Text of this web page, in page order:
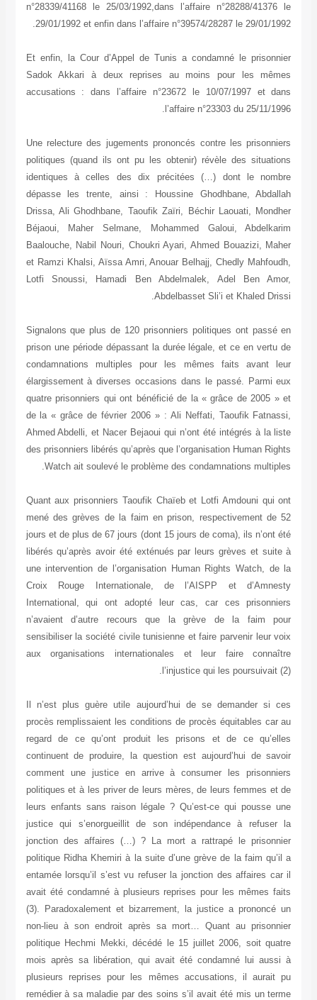
n°28339/41168 le 25/03/1992,dans l’affaire n°28288/41376 le
29/01/1992 et enfin dans l’affaire n°39574/28287 le 29/01/1992.
Et enfin, la Cour d’Appel de Tunis a condamné le prisonnier
Sadok Akkari à deux reprises au moins pour les mêmes
accusations : dans l’affaire n°23672 le 10/07/1997 et dans
l’affaire n°23303 du 25/11/1996.
Une relecture des jugements prononcés contre les prisonniers
politiques (quand ils ont pu les obtenir) révèle des situations
identiques à celles des dix précitées (…) dont le nombre
dépasse les trente, ainsi : Houssine Ghodhbane, Abdallah
Drissa, Ali Ghodhbane, Taoufik Zaïri, Béchir Laouati, Mondher
Béjaoui, Maher Selmane, Mohammed Galoui, Abdelkarim
Baalouche, Nabil Nouri, Choukri Ayari, Ahmed Bouazizi, Maher
et Ramzi Khalsi, Aïssa Amri, Anouar Belhajj, Chedly Mahfoudh,
Lotfi Snoussi, Hamadi Ben Abdelmalek, Adel Ben Amor,
Abdelbasset Sli’i et Khaled Drissi.
Signalons que plus de 120 prisonniers politiques ont passé en
prison une période dépassant la durée légale, et ce en vertu de
condamnations multiples pour les mêmes faits avant leur
élargissement à diverses occasions dans le passé. Parmi eux
quatre prisonniers qui ont bénéficié de la « grâce de 2005 » et
de la « grâce de février 2006 » : Ali Neffati, Taoufik Fatnassi,
Ahmed Abdelli, et Nacer Bejaoui qui n’ont été intégrés à la liste
des prisonniers libérés qu’après que l’organisation Human Rights
Watch ait soulevé le problème des condamnations multiples.
Quant aux prisonniers Taoufik Chaïeb et Lotfi Amdouni qui ont
mené des grèves de la faim en prison, respectivement de 52
jours et de plus de 67 jours (dont 15 jours de coma), ils n’ont été
libérés qu’après avoir été exténués par leurs grèves et suite à
une intervention de l’organisation Human Rights Watch, de la
Croix Rouge Internationale, de l’AISPP et d’Amnesty
International, qui ont adopté leur cas, car ces prisonniers
n’avaient d’autre recours que la grève de la faim pour
sensibiliser la société civile tunisienne et faire parvenir leur voix
aux organisations internationales et leur faire connaître
l’injustice qui les poursuivait (2).
Il n’est plus guère utile aujourd’hui de se demander si ces
procès remplissaient les conditions de procès équitables car au
regard de ce qu’ont produit les prisons et de ce qu’elles
continuent de produire, la question est aujourd’hui de savoir
comment une justice en arrive à consumer les prisonniers
politiques et à les priver de leurs mères, de leurs femmes et de
leurs enfants sans raison légale ? Qu’est-ce qui pousse une
justice qui s’enorgueillit de son indépendance à refuser la
jonction des affaires (…) ? La mort a rattrapé le prisonnier
politique Ridha Khemiri à la suite d’une grève de la faim qu’il a
entamée lorsqu’il s’est vu refuser la jonction des affaires car il
avait été condamné à plusieurs reprises pour les mêmes faits
(3). Paradoxalement et bizarrement, la justice a prononcé un
non-lieu à son endroit après sa mort… Quant au prisonnier
politique Hechmi Mekki, décédé le 15 juillet 2006, soit quatre
mois après sa libération, qui avait été condamné lui aussi à
plusieurs reprises pour les mêmes accusations, il aurait pu
remédier à sa maladie par des soins s’il avait été mis un terme